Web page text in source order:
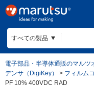
電子部品・半導体通販のマルツ
デンサ（DigiKey）
> フィルム
PF 10% 400VDC RAD